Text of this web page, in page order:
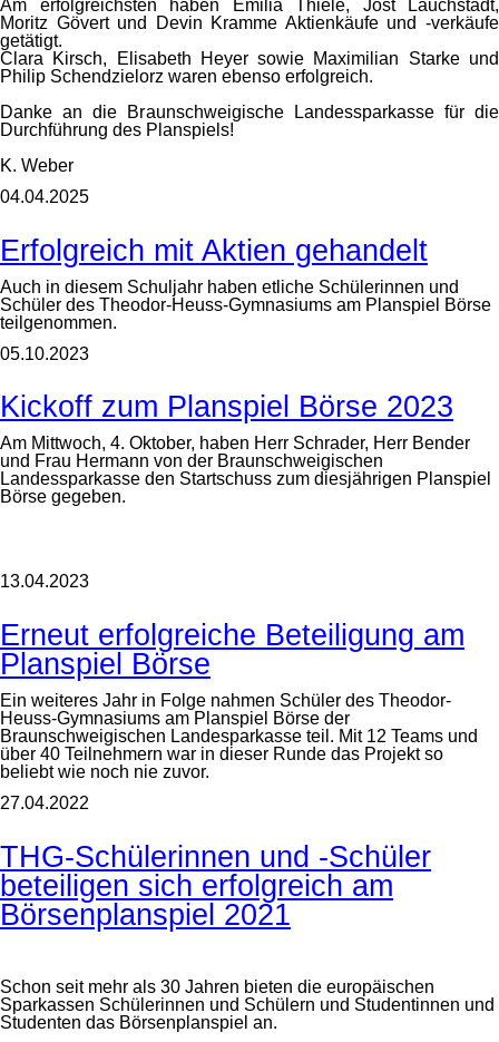
Am erfolgreichsten haben Emilia Thiele, Jost Lauchstädt,
Moritz Gövert und Devin Kramme Aktienkäufe und -verkäufe
getätigt.
Clara Kirsch, Elisabeth Heyer sowie Maximilian Starke und
Philip Schendzielorz waren ebenso erfolgreich.
Danke an die Braunschweigische Landessparkasse für die
Durchführung des Planspiels!
K. Weber
04.04.2025
Erfolgreich mit Aktien gehandelt
Auch in diesem Schuljahr haben etliche Schülerinnen und
Schüler des Theodor-Heuss-Gymnasiums am Planspiel Börse
teilgenommen.
05.10.2023
Kickoff zum Planspiel Börse 2023
Am Mittwoch, 4. Oktober, haben Herr Schrader, Herr Bender
und Frau Hermann von der Braunschweigischen
Landessparkasse den Startschuss zum diesjährigen Planspiel
Börse gegeben.
13.04.2023
Erneut erfolgreiche Beteiligung am
Planspiel Börse
Ein weiteres Jahr in Folge nahmen Schüler des Theodor-
Heuss-Gymnasiums am Planspiel Börse der
Braunschweigischen Landesparkasse teil. Mit 12 Teams und
über 40 Teilnehmern war in dieser Runde das Projekt so
beliebt wie noch nie zuvor.
27.04.2022
THG-Schülerinnen und -Schüler
beteiligen sich erfolgreich am
Börsenplanspiel 2021
Schon seit mehr als 30 Jahren bieten die europäischen
Sparkassen Schülerinnen und Schülern und Studentinnen und
Studenten das Börsenplanspiel an.